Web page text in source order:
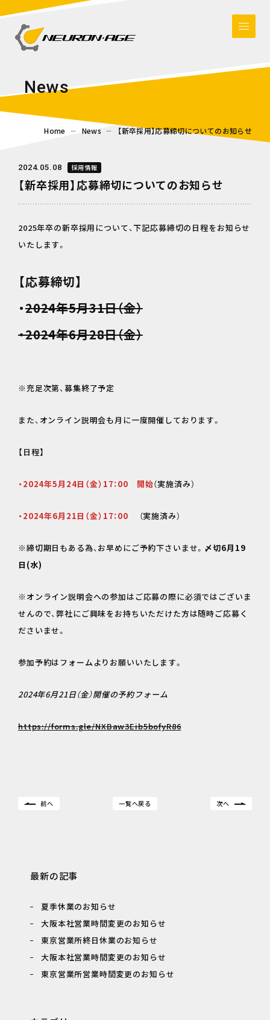
News
Home News 【新卒採用】応募締切についてのお知らせ
2024.05.08 採用情報
【新卒採用】応募締切についてのお知らせ
2025年卒の新卒採用について、下記応募締切の日程をお知らせ
いたします。
【応募締切】
・2024年5月31日（金）
・2024年6月28日（金）
※充足次第、募集終了予定
また、オンライン説明会も月に一度開催しております。
【日程】
・2024年5月24日（金）17：00 開始（実施済み）
・2024年6月21日（金）17：00 （実施済み）
※締切期日もある為、お早めにご予約下さいませ。 〆切6月19
日(水)
※オンライン説明会への参加はご応募の際に必須ではございま
せんので、弊社にご興味をお持ちいただけた方は随時ご応募く
ださいませ。
参加予約はフォームよりお願いいたします。
2024年6月21日（金）開催の予約フォーム
https://forms.gle/NXBaw3Eib5bofyR86
前へ 一覧へ戻る 次へ
最新の記事
夏季休業のお知らせ
大阪本社営業時間変更のお知らせ
東京営業所終日休業のお知らせ
大阪本社営業時間変更のお知らせ
東京営業所営業時間変更のお知らせ